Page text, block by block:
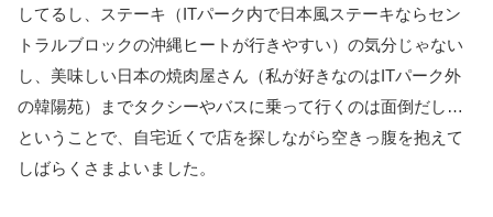
してるし、ステーキ（ITパーク内で日本風ステーキならセン
トラルブロックの沖縄ヒートが行きやすい）の気分じゃない
し、美味しい日本の焼肉屋さん（私が好きなのはITパーク外
の韓陽苑）までタクシーやバスに乗って行くのは面倒だし…
ということで、自宅近くで店を探しながら空きっ腹を抱えて
しばらくさまよいました。